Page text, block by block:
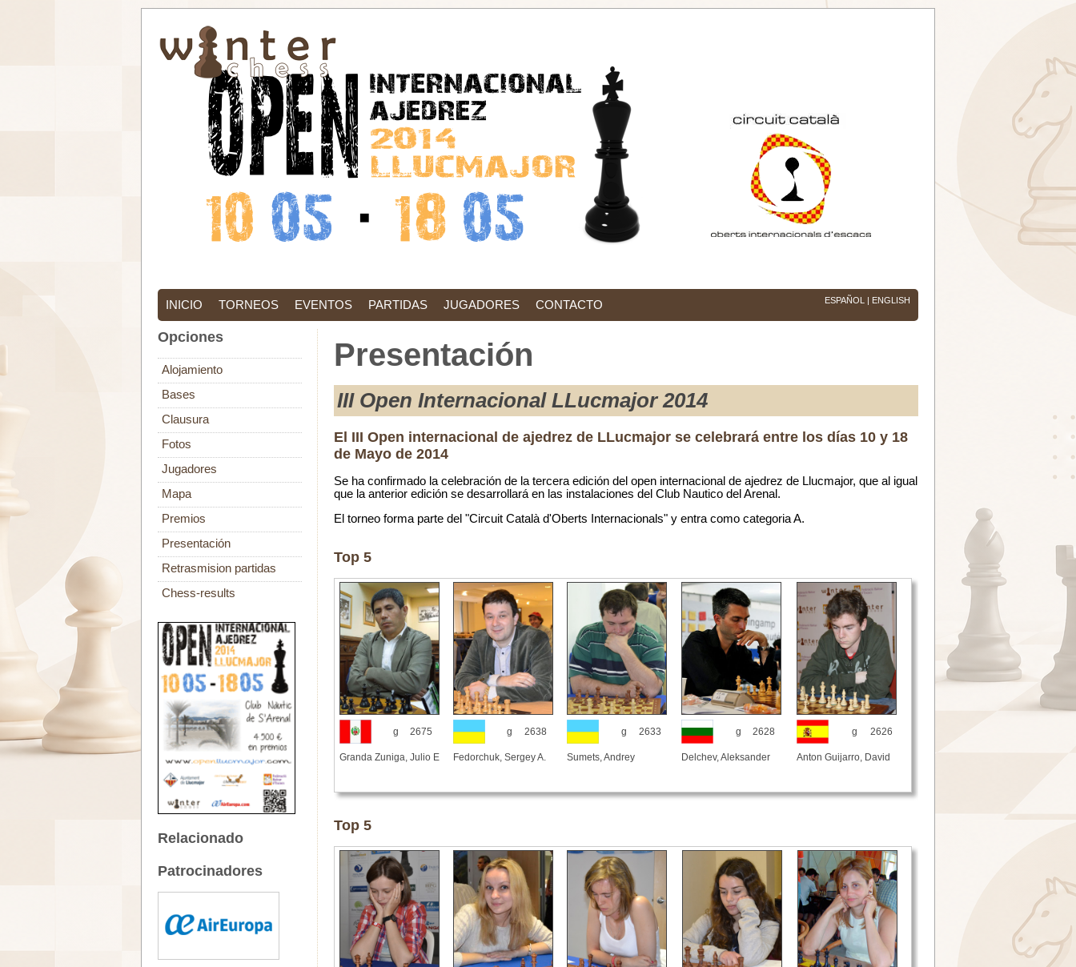
INICIO TORNEOS EVENTOS PARTIDAS JUGADORES CONTACTO ESPAÑOL | ENGLISH
Presentación
III Open Internacional LLucmajor 2014
El III Open internacional de ajedrez de LLucmajor se celebrará entre los días 10 y 18
de Mayo de 2014
Se ha confirmado la celebración de la tercera edición del open internacional de ajedrez de Llucmajor, que al igual
que la anterior edición se desarrollará en las instalaciones del Club Nautico del Arenal.
El torneo forma parte del "Circuit Català d'Oberts Internacionals" y entra como categoria A.
Top 5
g 2675 g 2638 g 2633 g 2628 g 2626
Granda Zuniga, Julio E Fedorchuk, Sergey A. Sumets, Andrey Delchev, Aleksander Anton Guijarro, David
Top 5
Opciones
Alojamiento
Bases
Clausura
Fotos
Jugadores
Mapa
Premios
Presentación
Retrasmision partidas
Chess-results
Relacionado
Patrocinadores